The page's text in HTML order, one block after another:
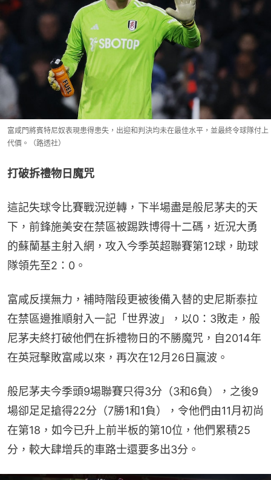
富咸門將賓特尼奴表現患得患失，出迎和判決均未在最佳水平，並最終令球隊付上
代價。（路透社）
打破拆禮物日魔咒
這記失球令比賽戰況逆轉，下半場盡是般尼茅夫的天
下，前鋒施美安在禁區被踢跌博得十二碼，近況大勇
的蘇蘭基主射入網，攻入今季英超聯賽第12球，助球
隊領先至2：0。
富咸反撲無力，補時階段更被後備入替的史尼斯泰拉
在禁區邊推順射入一記「世界波」，以0：3敗走，般
尼茅夫終打破他們在拆禮物日的不勝魔咒，自2014年
在英冠擊敗富咸以來，再次在12月26日贏波。
般尼茅夫今季頭9場聯賽只得3分（3和6負），之後9
場卻足足搶得22分（7勝1和1負），令他們由11月初尚
在第18，如今已升上前半板的第10位，他們累積25
分，較大肆增兵的車路士還要多出3分。